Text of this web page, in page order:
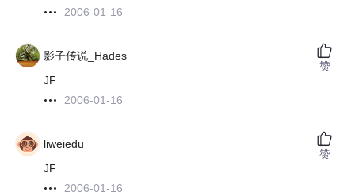
2006-01-16
影子传说_Hades
JF
2006-01-16
赞
liweiedu
JF
2006-01-16
赞